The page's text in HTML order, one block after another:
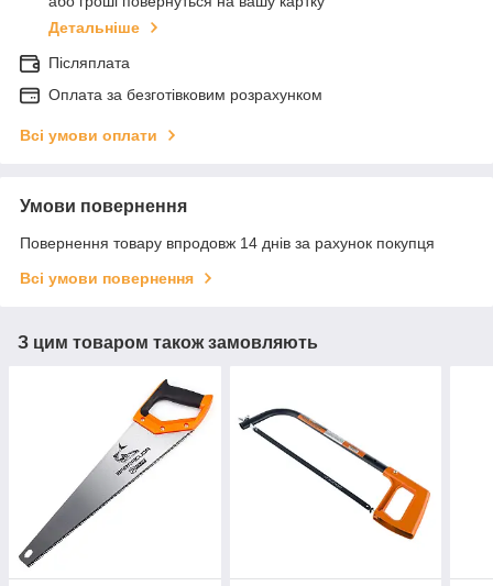
Детальніше
Післяплата
Оплата за безготівковим розрахунком
Всі умови оплати
Умови повернення
Повернення товару впродовж 14 днів за рахунок покупця
Всі умови повернення
З цим товаром також замовляють